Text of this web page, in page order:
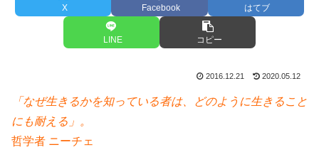
X Facebook はてブ
LINE コピー
2016.12.21 2020.05.12
「なぜ生きるかを知っている者は、どのように生きること
にも耐える」。
哲学者 ニーチェ